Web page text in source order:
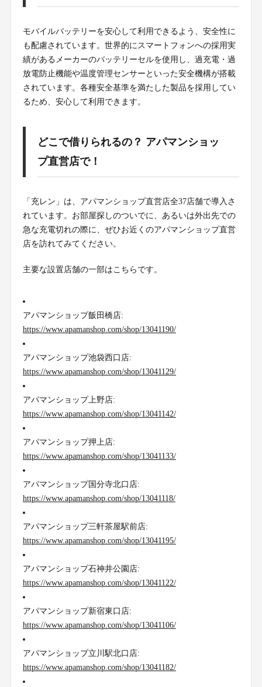
モバイルバッテリーを安心して利用できるよう、安全性に
も配慮されています。世界的にスマートフォンへの採用実
績があるメーカーのバッテリーセルを使用し、過充電・過
放電防止機能や温度管理センサーといった安全機構が搭載
されています。各種安全基準を満たした製品を採用してい
るため、安心して利用できます。
どこで借りられるの？ アパマンショッ
プ直営店で！
「充レン」は、アパマンショップ直営店全37店舗で導入さ
れています。お部屋探しのついでに、あるいは外出先での
急な充電切れの際に、ぜひお近くのアパマンショップ直営
店を訪れてみてください。
主要な設置店舗の一部はこちらです。
アパマンショップ飯田橋店:
https://www.apamanshop.com/shop/13041190/
アパマンショップ池袋西口店:
https://www.apamanshop.com/shop/13041129/
アパマンショップ上野店:
https://www.apamanshop.com/shop/13041142/
アパマンショップ押上店:
https://www.apamanshop.com/shop/13041133/
アパマンショップ国分寺北口店:
https://www.apamanshop.com/shop/13041118/
アパマンショップ三軒茶屋駅前店:
https://www.apamanshop.com/shop/13041195/
アパマンショップ石神井公園店:
https://www.apamanshop.com/shop/13041122/
アパマンショップ新宿東口店:
https://www.apamanshop.com/shop/13041106/
アパマンショップ立川駅北口店:
https://www.apamanshop.com/shop/13041182/